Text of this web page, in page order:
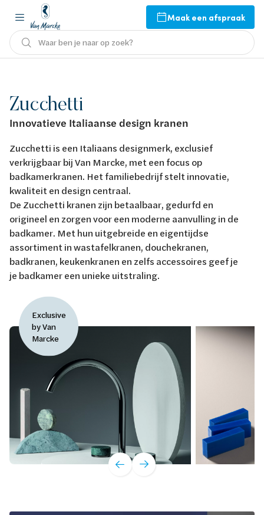
Maak een afspraak
Waar ben je naar op zoek?
Exclusive
by Van
Marcke
Zucchetti
Innovatieve Italiaanse design kranen
Zucchetti is een Italiaans designmerk, exclusief
verkrijgbaar bij Van Marcke, met een focus op
badkamerkranen. Het familiebedrijf stelt innovatie,
kwaliteit en design centraal.
De Zucchetti kranen zijn betaalbaar, gedurfd en
origineel en zorgen voor een moderne aanvulling in de
badkamer. Met hun uitgebreide en eigentijdse
assortiment in wastafelkranen, douchekranen,
badkranen, keukenkranen en zelfs accessoires geef je
je badkamer een unieke uitstraling.